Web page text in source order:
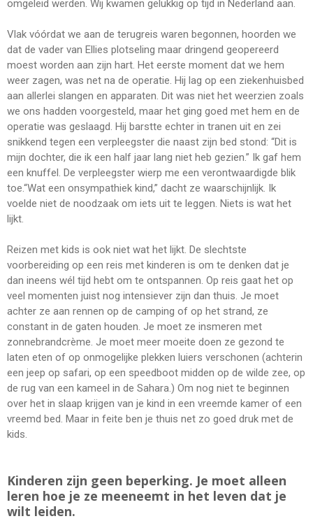
omgeleid werden. Wij kwamen gelukkig op tijd in Nederland aan.
Vlak vóórdat we aan de terugreis waren begonnen, hoorden we
dat de vader van Ellies plotseling maar dringend geopereerd
moest worden aan zijn hart. Het eerste moment dat we hem
weer zagen, was net na de operatie. Hij lag op een ziekenhuisbed
aan allerlei slangen en apparaten. Dit was niet het weerzien zoals
we ons hadden voorgesteld, maar het ging goed met hem en de
operatie was geslaagd. Hij barstte echter in tranen uit en zei
snikkend tegen een verpleegster die naast zijn bed stond: “Dit is
mijn dochter, die ik een half jaar lang niet heb gezien.” Ik gaf hem
een knuffel. De verpleegster wierp me een verontwaardigde blik
toe.“Wat een onsympathiek kind,” dacht ze waarschijnlijk. Ik
voelde niet de noodzaak om iets uit te leggen. Niets is wat het
lijkt.
Reizen met kids is ook niet wat het lijkt. De slechtste
voorbereiding op een reis met kinderen is om te denken dat je
dan ineens wél tijd hebt om te ontspannen. Op reis gaat het op
veel momenten juist nog intensiever zijn dan thuis. Je moet
achter ze aan rennen op de camping of op het strand, ze
constant in de gaten houden. Je moet ze insmeren met
zonnebrandcrème. Je moet meer moeite doen ze gezond te
laten eten of op onmogelijke plekken luiers verschonen (achterin
een jeep op safari, op een speedboot midden op de wilde zee, op
de rug van een kameel in de Sahara.) Om nog niet te beginnen
over het in slaap krijgen van je kind in een vreemde kamer of een
vreemd bed. Maar in feite ben je thuis net zo goed druk met de
kids.
Kinderen zijn geen beperking. Je moet alleen
leren hoe je ze meeneemt in het leven dat je
wilt leiden.